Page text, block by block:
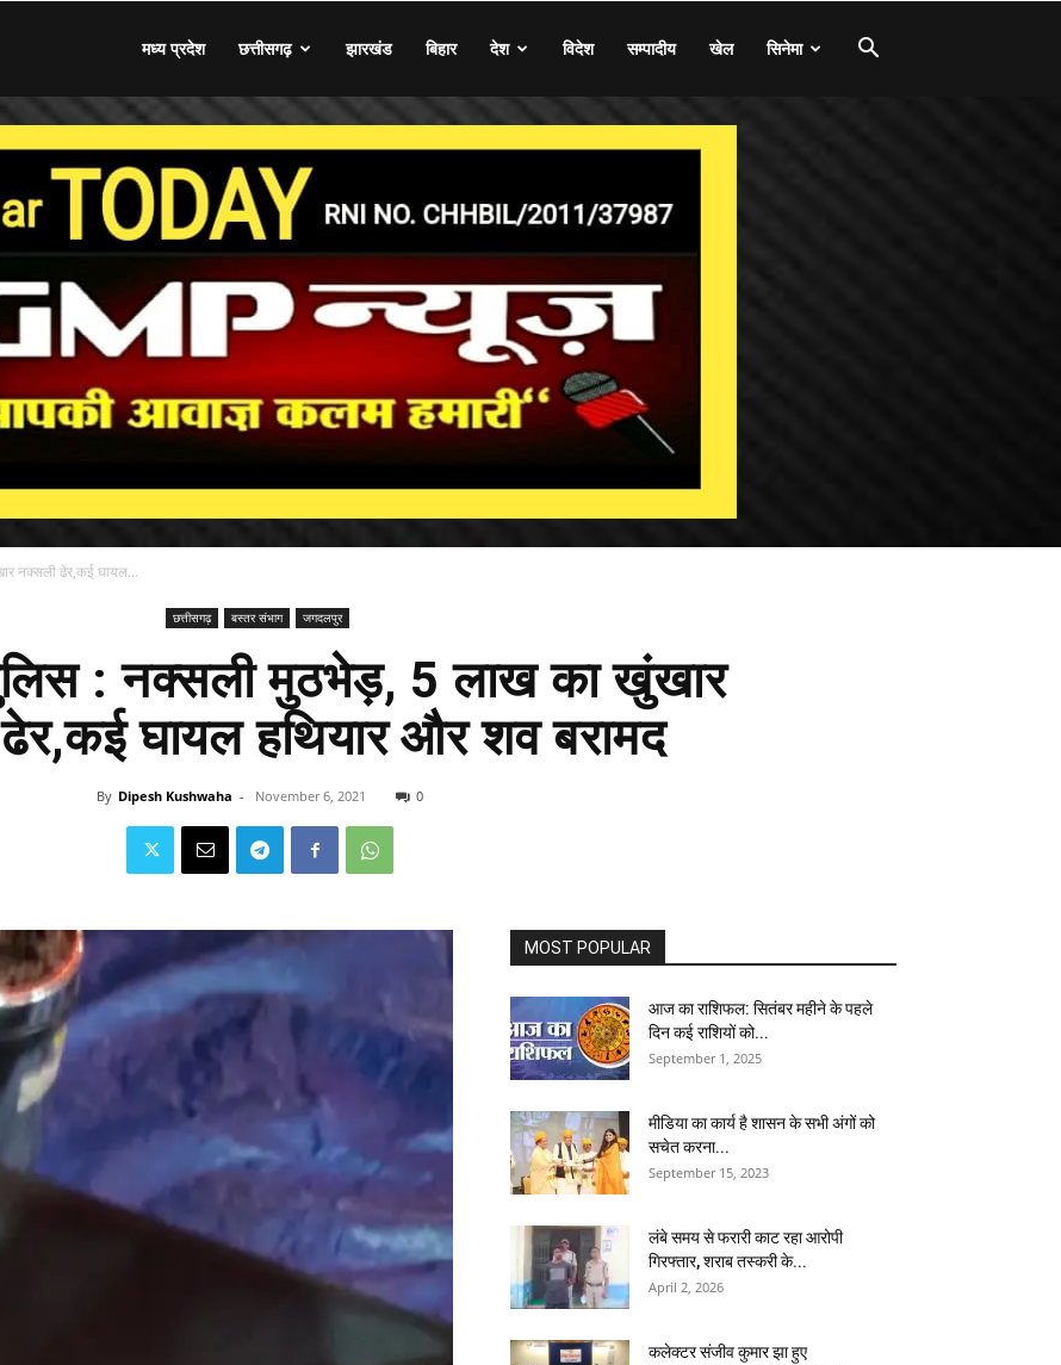
मध्य प्रदेश छत्तीसगढ़ झारखंड बिहार देश विदेश सम्पादीय खेल सिनेमा
नक्सली ढेर,कई घायल...
छत्तीसगढ़ बस्तर संभाग जगदलपुर
: नक्सली मुठभेड़, 5 लाख का खुंखार
घायल हथियार और शव बरामद
By Dipesh Kushwaha - November 6, 2021 0
MOST POPULAR
आज का राशिफल: सितंबर महीने के पहले
दिन कई राशियों को...
September 1, 2025
मीडिया का कार्य है शासन के सभी अंगों को
सचेत करना...
September 15, 2023
लंबे समय से फरारी काट रहा आरोपी
गिरफ्तार, शराब तस्करी के...
April 2, 2026
कलेक्टर संजीव कुमार झा हुए